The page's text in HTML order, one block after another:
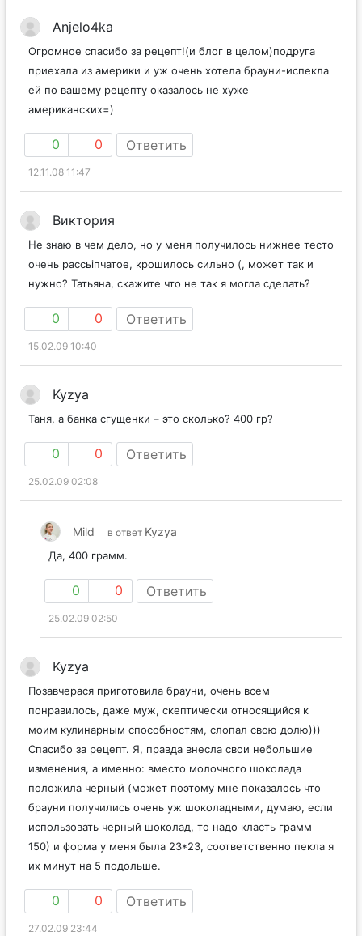
Anjelo4ka
Огромное спасибо за рецепт!(и блог в целом)подруга
приехала из америки и уж очень хотела брауни-испекла
ей по вашему рецепту оказалось не хуже
американских=)
0 0 Ответить
12.11.08 11:47
Виктория
Не знаю в чем дело, но у меня получилось нижнее тесто
очень рассьіпчатое, крошилось сильно (, может так и
нужно? Татьяна, скажите что не так я могла сделать?
0 0 Ответить
15.02.09 10:40
Kyzya
Таня, а банка сгущенки – это сколько? 400 гр?
0 0 Ответить
25.02.09 02:08
Mild в ответ Kyzya
Да, 400 грамм.
0 0 Ответить
25.02.09 02:50
Kyzya
Позавчерася приготовила брауни, очень всем
понравилось, даже муж, скептически относящийся к
моим кулинарным способностям, слопал свою долю)))
Спасибо за рецепт. Я, правда внесла свои небольшие
изменения, а именно: вместо молочного шоколада
положила черный (может поэтому мне показалось что
брауни получились очень уж шоколадными, думаю, если
использовать черный шоколад, то надо класть грамм
150) и форма у меня была 23*23, соответственно пекла я
их минут на 5 подольше.
0 0 Ответить
27.02.09 23:44